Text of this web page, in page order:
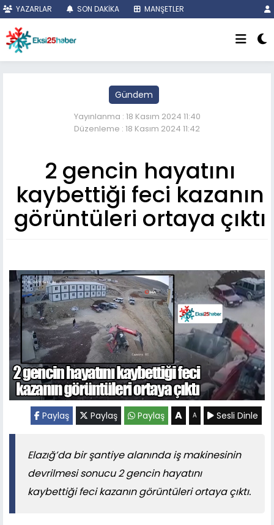
YAZARLAR SON DAKİKA MANŞETLER
Gündem
Yayınlanma : 18 Kasım 2024 11:40
Düzenleme : 18 Kasım 2024 11:42
2 gencin hayatını
kaybettiği feci kazanın
görüntüleri ortaya çıktı
Paylaş Paylaş Paylaş A A Sesli Dinle
Elazığ’da bir şantiye alanında iş makinesinin
devrilmesi sonucu 2 gencin hayatını
kaybettiği feci kazanın görüntüleri ortaya çıktı.